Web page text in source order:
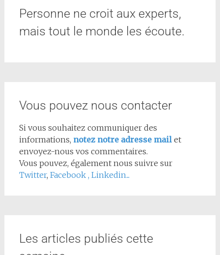
Personne ne croit aux experts,
mais tout le monde les écoute.
Vous pouvez nous contacter
Si vous souhaitez communiquer des
informations, notez notre adresse mail et
envoyez-nous vos commentaires.
Vous pouvez, également nous suivre sur
Twitter, Facebook , Linkedin...
Les articles publiés cette